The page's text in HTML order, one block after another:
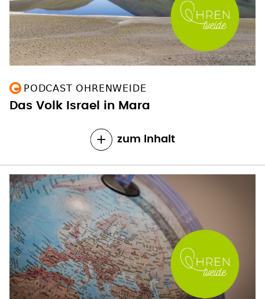
PODCAST OHRENWEIDE
Das Volk Israel in Mara
zum Inhalt